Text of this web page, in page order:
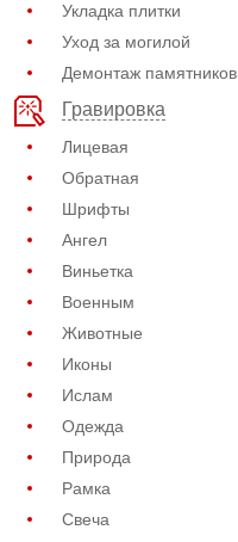
Укладка плитки
Уход за могилой
Демонтаж памятников
Гравировка
Лицевая
Обратная
Шрифты
Ангел
Виньетка
Военным
Животные
Иконы
Ислам
Одежда
Природа
Рамка
Свеча